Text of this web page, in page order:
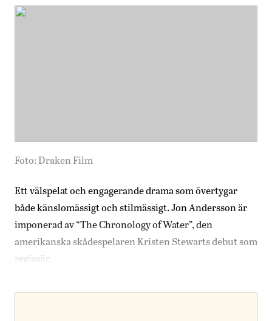
Foto: Draken Film
Ett välspelat och engagerande drama som övertygar
både känslomässigt och stilmässigt. Jon Andersson är
imponerad av “The Chronology of Water”, den
amerikanska skådespelaren Kristen Stewarts debut som
regissör.